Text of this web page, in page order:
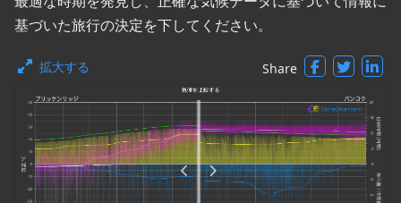
基づいた旅行の決定を下してください。
拡大する Share